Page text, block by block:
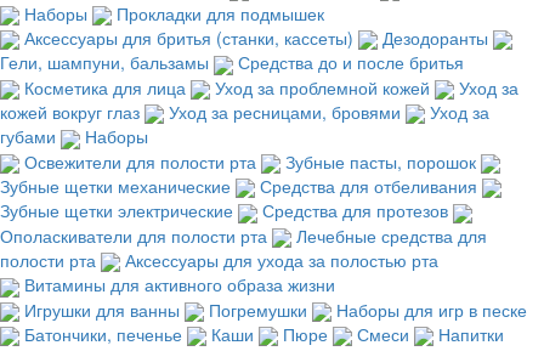
Наборы
Прокладки для подмышек
Аксессуары для бритья (станки, кассеты)
Дезодоранты
Гели, шампуни, бальзамы
Средства до и после бритья
Косметика для лица
Уход за проблемной кожей
Уход за
кожей вокруг глаз
Уход за ресницами, бровями
Уход за
губами
Наборы
Освежители для полости рта
Зубные пасты, порошок
Зубные щетки механические
Средства для отбеливания
Зубные щетки электрические
Средства для протезов
Ополаскиватели для полости рта
Лечебные средства для
полости рта
Аксессуары для ухода за полостью рта
Витамины для активного образа жизни
Игрушки для ванны
Погремушки
Наборы для игр в песке
Батончики, печенье
Каши Пюре Смеси
Напитки